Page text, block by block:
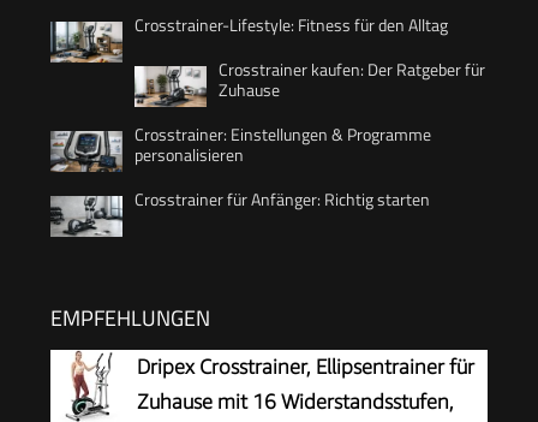
Crosstrainer-Lifestyle: Fitness für den Alltag
Crosstrainer kaufen: Der Ratgeber für
Zuhause
Crosstrainer: Einstellungen & Programme
personalisieren
Crosstrainer für Anfänger: Richtig starten
EMPFEHLUNGEN
Dripex Crosstrainer, Ellipsentrainer für
Zuhause mit 16 Widerstandsstufen,